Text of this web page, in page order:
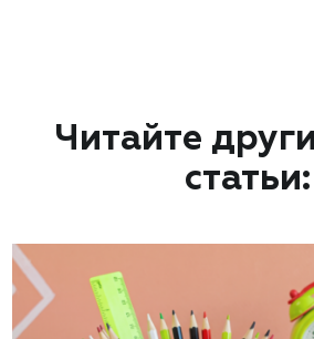
Читайте
статьи: